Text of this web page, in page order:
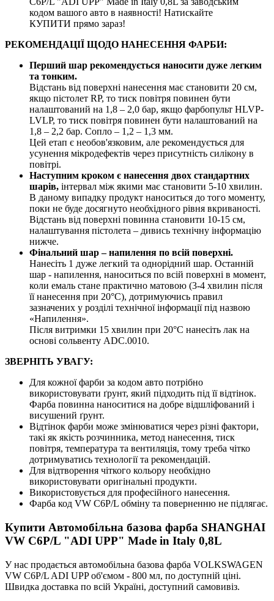
кодом вашого авто в наявності! Натискайте
КУПИТИ прямо зараз!
РЕКОМЕНДАЦІЇ ЩОДО НАНЕСЕННЯ ФАРБИ:
Перший шар рекомендується наносити дуже легким
та тонким.
Відстань від поверхні нанесення має становити 20 см,
якщо пістолет RP, то тиск повітря повинен бути
налаштований на 1,8 – 2,0 бар, якщо фарбопульт HLVP-
LVLP, то тиск повітря повинен бути налаштований на
1,8 – 2,2 бар. Сопло – 1,2 – 1,3 мм.
Цей етап є необов'язковим, але рекомендується для
усунення мікродефектів через присутність силікону в
повітрі.
Наступним кроком є нанесення двох стандартних
шарів, інтервал між якими має становити 5-10 хвилин.
В даному випадку продукт наноситься до того моменту,
поки не буде досягнуто необхідного рівня вкриваності.
Відстань від поверхні повинна становити 10-15 см,
налаштування пістолета – дивись технічну інформацію
нижче.
Фінальний шар – напилення по всій поверхні.
Нанесіть 1 дуже легкий та однорідний шар. Останній
шар - напилення, наноситься по всій поверхні в момент,
коли емаль стане практично матовою (3-4 хвилин після
її нанесення при 20°C), дотримуючись правил
зазначених у розділі технічної інформації під назвою
«Напилення».
Після витримки 15 хвилин при 20°C нанесіть лак на
основі сольвенту ADC.0010.
ЗВЕРНІТЬ УВАГУ:
Для кожної фарби за кодом авто потрібно
використовувати ґрунт, який підходить під її відтінок.
Фарба повинна наноситися на добре відшліфований і
висушений ґрунт.
Відтінок фарби може змінюватися через різні фактори,
такі як якість розчинника, метод нанесення, тиск
повітря, температура та вентиляція, тому треба чітко
дотримуватись технології та рекомендацій.
Для відтворення чіткого кольору необхідно
використовувати оригінальні продукти.
Використовується для професійного нанесення.
Фарба код VW C6P/L обміну та поверненню не підлягає.
Купити Автомобільна базова фарба SHANGHAI
VW C6P/L "ADI UPP" Made in Italy 0,8L
У нас продається автомобільна базова фарба VOLKSWAGEN
VW C6P/L ADI UPP об'ємом - 800 мл, по доступній ціні.
Швидка доставка по всій Україні, доступний самовивіз.